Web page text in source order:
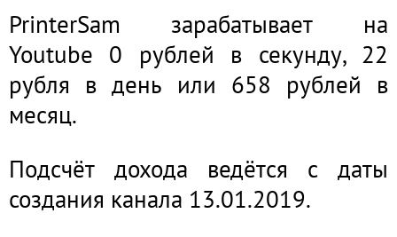
PrinterSam зарабатывает на
Youtube 0 рублей в секунду, 22
рубля в день или 658 рублей в
месяц.
Подсчёт дохода ведётся с даты
создания канала 13.01.2019.